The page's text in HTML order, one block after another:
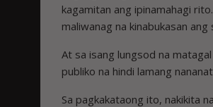
kagamitan ang ipinamahagi
maliwanag na kinabukasan
At sa isang lungsod na
publiko na hindi lamang
Sa pagkakataong ito, nakikita